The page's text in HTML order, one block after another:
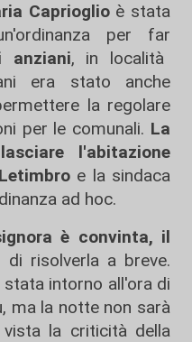
Caprioglioè stata
per far
anziani, in località
era stato anche
la regolare
per le comunali. La
l'abitazione
Letimbroe la sindaca
ad hoc.
è convinta, il
di risolverla a breve.
intorno all'ora di
ma la notte non sarà
la criticità della